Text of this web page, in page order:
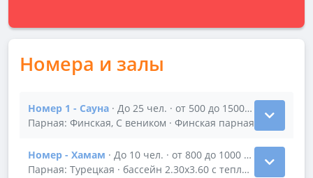
Номера и залы
Номер 1 - Сауна · До 25 чел. · от 500 до 1500 р/час
Парная: Финская, С веником · Финская парная
Показать подробности зала Номер 1 - Сауна
Номер - Хамам · До 10 чел. · от 800 до 1000 р/час
Парная: Турецкая · бассейн 2.30х3.60 с теплой водой
Показать подробности зала Номер - Хамам